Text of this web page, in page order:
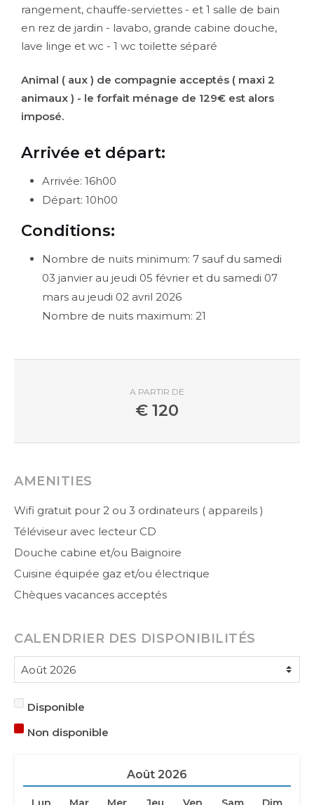
rangement, chauffe-serviettes - et 1 salle de bain
en rez de jardin - lavabo, grande cabine douche,
lave linge et wc - 1 wc toilette séparé
Animal ( aux ) de compagnie acceptés ( maxi 2
animaux ) - le forfait ménage de 129€ est alors
imposé.
Arrivée et départ:
Arrivée: 16h00
Départ: 10h00
Conditions:
Nombre de nuits minimum: 7 sauf du samedi
03 janvier au jeudi 05 février et du samedi 07
mars au jeudi 02 avril 2026
Nombre de nuits maximum: 21
A PARTIR DE
€ 120
AMENITIES
Wifi gratuit pour 2 ou 3 ordinateurs ( appareils )
Téléviseur avec lecteur CD
Douche cabine et/ou Baignoire
Cuisine équipée gaz et/ou électrique
Chèques vacances acceptés
CALENDRIER DES DISPONIBILITÉS
Disponible
Non disponible
Août 2026